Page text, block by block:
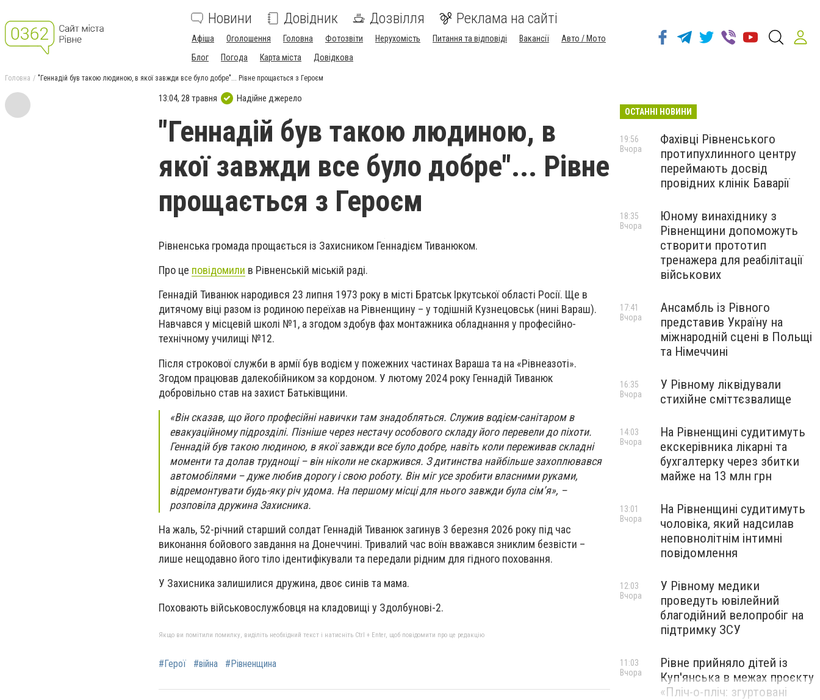
Новини Довідник Дозвілля Реклама на сайті
Афіша Оголошення Головна Фотозвіти Нерухомість Питання та відповіді Вакансії
Авто / Мото
Блог
Погода Карта міста Довідкова
Головна "Геннадій був такою людиною, в якої завжди все було добре"... Рівне прощається з Героєм
13:04, 28 травня Надійне джерело
"Геннадій був такою людиною, в
якої завжди все було добре"... Рівне
прощається з Героєм
Рівненська громада прощається із Захисником Геннадієм Тиванюком.
Про це повідомили в Рівненській міській раді.
Геннадій Тиванюк народився 23 липня 1973 року в місті Братськ Іркутської області Росії. Ще в
дитячому віці разом із родиною переїхав на Рівненщину – у тодішній Кузнецовськ (нині Вараш).
Навчався у місцевій школі №1, а згодом здобув фах монтажника обладнання у професійно-
технічному училищі №12.
Після строкової служби в армії був водієм у пожежних частинах Вараша та на «Рівнеазоті».
Згодом працював далекобійником за кордоном. У лютому 2024 року Геннадій Тиванюк
добровільно став на захист Батьківщини.
«Він сказав, що його професійні навички там знадобляться. Служив водієм-санітаром в
евакуаційному підрозділі. Пізніше через нестачу особового складу його перевели до піхоти.
Геннадій був такою людиною, в якої завжди все було добре, навіть коли переживав складні
моменти та долав труднощі – він ніколи не скаржився. З дитинства найбільше захоплювався
автомобілями – дуже любив дорогу і свою роботу. Він міг усе зробити власними руками,
відремонтувати будь-яку річ удома. На першому місці для нього завжди була сім’я», –
розповіла дружина Захисника.
На жаль, 52-річний старший солдат Геннадій Тиванюк загинув 3 березня 2026 року під час
виконання бойового завдання на Донеччині. Тривалий час воїн вважався зниклим безвісти –
лише нещодавно його тіло ідентифікували та передали рідним для гідного поховання.
У Захисника залишилися дружина, двоє синів та мама.
Поховають військовослужбовця на кладовищі у Здолбунові-2.
Якщо ви помітили помилку, виділіть необхідний текст і натисніть Ctrl + Enter, щоб повідомити про це редакцію
#Герої #війна #Рівненщина
ОСТАННІ НОВИНИ
Фахівці Рівненського
протипухлинного центру
переймають досвід
провідних клінік Баварії
19:56
Вчора
Юному винахіднику з
Рівненщини допоможуть
створити прототип
тренажера для реабілітації
військових
18:35
Вчора
Ансамбль із Рівного
представив Україну на
міжнародній сцені в Польщі
та Німеччині
17:41
Вчора
У Рівному ліквідували
стихійне сміттєзвалище
16:35
Вчора
На Рівненщині судитимуть
екскерівника лікарні та
бухгалтерку через збитки
майже на 13 млн грн
14:03
Вчора
На Рівненщині судитимуть
чоловіка, який надсилав
неповнолітнім інтимні
повідомлення
13:01
Вчора
У Рівному медики
проведуть ювілейний
благодійний велопробіг на
підтримку ЗСУ
12:03
Вчора
Рівне прийняло дітей із
Куп'янська в межах проєкту
«Пліч-о-пліч: згуртовані
11:03
Вчора